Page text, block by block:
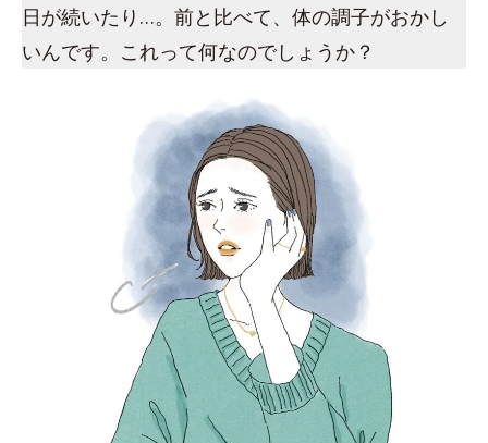
日が続いたり…。前と比べて、体の調子がおかし
いんです。これって何なのでしょうか？